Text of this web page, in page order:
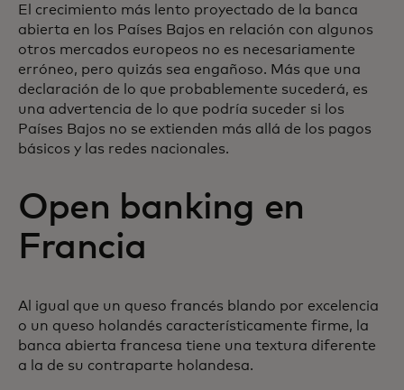
El crecimiento más lento proyectado de la banca
abierta en los Países Bajos en relación con algunos
otros mercados europeos no es necesariamente
erróneo, pero quizás sea engañoso. Más que una
declaración de lo que probablemente sucederá, es
una advertencia de lo que podría suceder si los
Países Bajos no se extienden más allá de los pagos
básicos y las redes nacionales.
Open banking en
Francia
Al igual que un queso francés blando por excelencia
o un queso holandés característicamente firme, la
banca abierta francesa tiene una textura diferente
a la de su contraparte holandesa.